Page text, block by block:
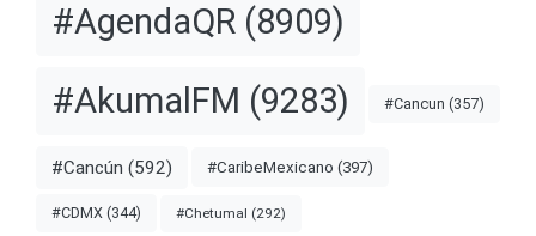
#AgendaQR (8909)
#AkumalFM (9283) #Cancun (357)
#Cancún (592) #CaribeMexicano (397)
#CDMX (344) #Chetumal (292)